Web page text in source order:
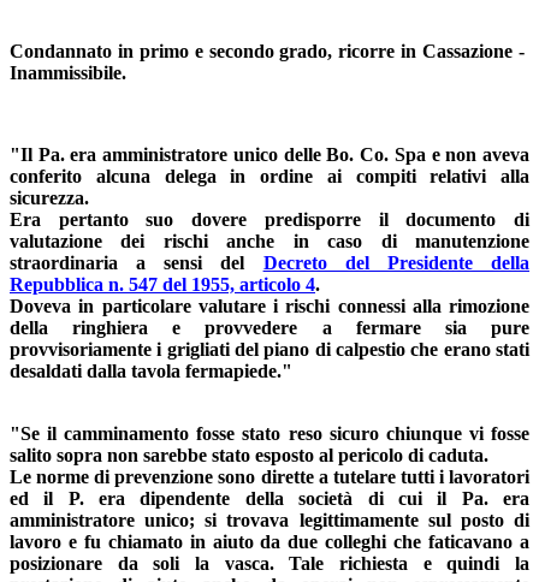
Condannato in primo e secondo grado, ricorre in Cassazione -
Inammissibile.
"Il Pa. era amministratore unico delle Bo. Co. Spa e non aveva
conferito alcuna delega in ordine ai compiti relativi alla
sicurezza.
Era pertanto suo dovere predisporre il documento di
valutazione dei rischi anche in caso di manutenzione
straordinaria a sensi del Decreto del Presidente della
Repubblica n. 547 del 1955, articolo 4.
Doveva in particolare valutare i rischi connessi alla rimozione
della ringhiera e provvedere a fermare sia pure
provvisoriamente i grigliati del piano di calpestio che erano stati
desaldati dalla tavola fermapiede."
"Se il camminamento fosse stato reso sicuro chiunque vi fosse
salito sopra non sarebbe stato esposto al pericolo di caduta.
Le norme di prevenzione sono dirette a tutelare tutti i lavoratori
ed il P. era dipendente della società di cui il Pa. era
amministratore unico; si trovava legittimamente sul posto di
lavoro e fu chiamato in aiuto da due colleghi che faticavano a
posizionare da soli la vasca. Tale richiesta e quindi la